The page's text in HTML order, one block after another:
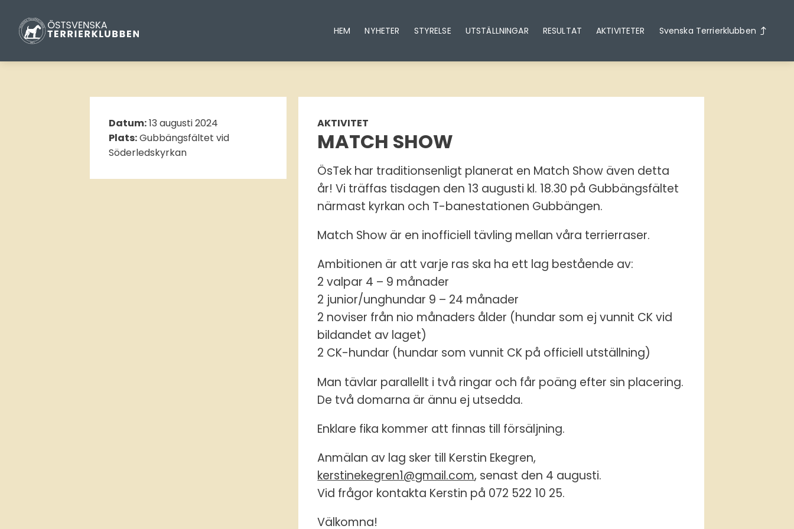
HEM NYHETER STYRELSE UTSTÄLLNINGAR RESULTAT AKTIVITETER Svenska Terrierklubben
Datum:13 augusti 2024
Plats:Gubbängsfältet vid
Söderledskyrkan
AKTIVITET
MATCH SHOW
ÖsTek har traditionsenligt planerat en Match Show även detta
år! Vi träffas tisdagen den 13 augusti kl. 18.30 på Gubbängsfältet
närmast kyrkan och T-banestationen Gubbängen.
Match Show är en inofficiell tävling mellan våra terrierraser.
Ambitionen är att varje ras ska ha ett lag bestående av:
2 valpar 4 – 9 månader
2 junior/unghundar 9 – 24 månader
2 noviser från nio månaders ålder (hundar som ej vunnit CK vid
bildandet av laget)
2 CK-hundar (hundar som vunnit CK på officiell utställning)
Man tävlar parallellt i två ringar och får poäng efter sin placering.
De två domarna är ännu ej utsedda.
Enklare fika kommer att finnas till försäljning.
Anmälan av lag sker till Kerstin Ekegren,
kerstinekegren1@gmail.com, senast den 4 augusti.
Vid frågor kontakta Kerstin på 072 522 10 25.
Välkomna!